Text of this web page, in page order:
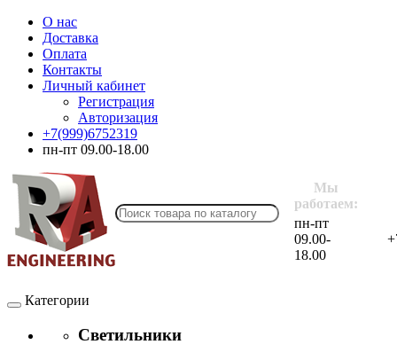
О нас
Доставка
Оплата
Контакты
Личный кабинет
Регистрация
Авторизация
+7(999)6752319
пн-пт 09.00-18.00
Мы
работаем:
пн-пт
09.00-
18.00
Категории
Светильники